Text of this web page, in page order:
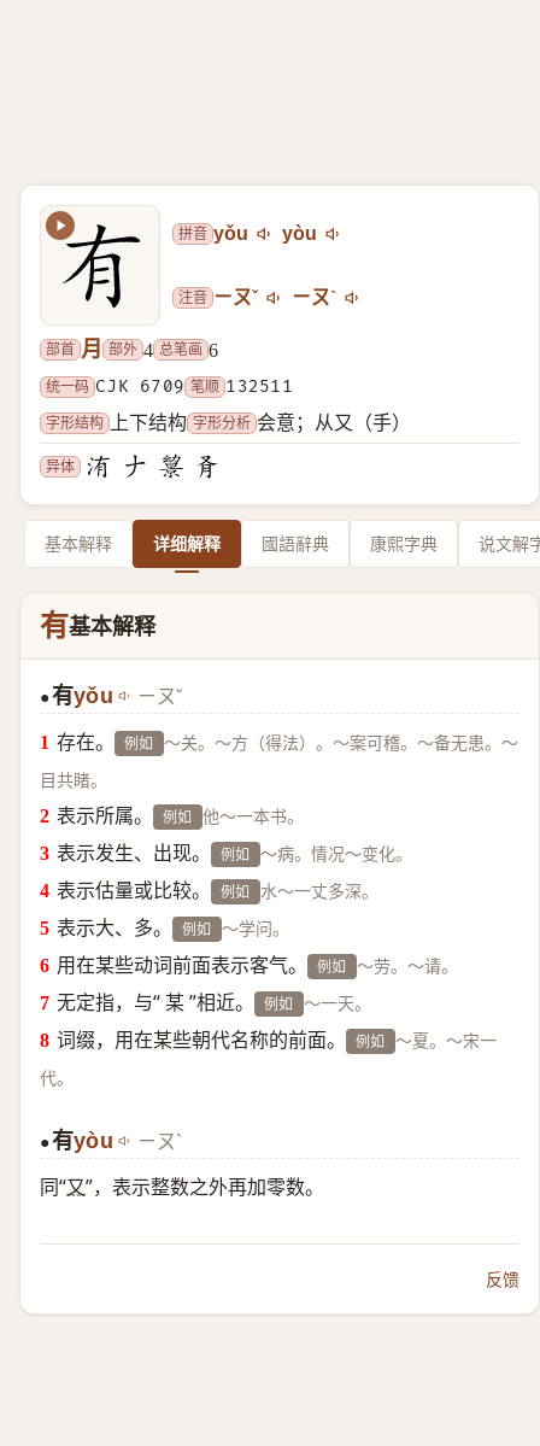
拼音 yǒu yòu
注音 ㄧㄡˇ ㄧㄡˋ
部首 月 部外 4 总笔画 6
统一码 CJK 6709 笔顺 132511
字形结构
上下结构 字形分析 会意；从又（手）
异体
基本解释 详细解释 國語辭典 康熙字典 说文解
有基本解释
●有yǒu ㄧㄡˇ
存在。 例如 ～关。～方（得法）。～案可稽。～备无患。～
目共睹。
表示所属。 例如 他～一本书。
表示发生、出现。 例如 ～病。情况～变化。
表示估量或比较。 例如 水～一丈多深。
表示大、多。 例如 ～学问。
用在某些动词前面表示客气。 例如 ～劳。～请。
无定指，与“ 某 ”相近。 例如 ～一天。
词缀，用在某些朝代名称的前面。 例如 ～夏。～宋一
代。
●有yòu ㄧㄡˋ
同“又”，表示整数之外再加零数。
反馈